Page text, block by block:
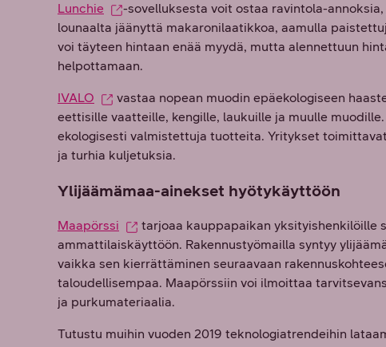
Lunchie
-sovelluksesta voit ostaa ravintola-
lounaalta jäänyttä makaronilaatikkoa, aamulla
voi täyteen hintaan enää myydä, mutta alennettuun
helpottamaan.
IVALO
vastaa nopean muodin epäekologiseen
eettisille vaatteille, kengille, laukuille ja muulle
ekologisesti valmistettuja tuotteita. Yritykset
ja turhia kuljetuksia.
Ylijäämämaa-ainekset hyötykäyttöön
Maapörssi
tarjoaa kauppapaikan yksityishenkilöille
ammattilaiskäyttöön. Rakennustyömailla syntyy
vaikka sen kierrättäminen seuraavaan
taloudellisempaa. Maapörssiin voi ilmoittaa
ja purkumateriaalia.
Tutustu muihin vuoden 2019 teknologiatrendeihin